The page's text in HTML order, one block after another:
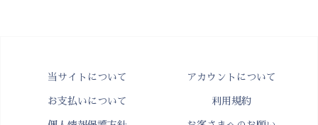
当サイトについて アカウントについて
お支払いについて 利用規約